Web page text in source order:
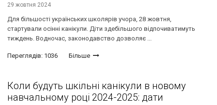
29 жовтня 2024
Для більшості українських школярів учора, 28 жовтня,
стартували осінні канікули. Діти здебільшого відпочиватимуть
тиждень. Водночас, законодавство дозволяє ...
Переглядів: 1036 Більше
Коли будуть шкільні канікули в новому
навчальному році 2024-2025: дати